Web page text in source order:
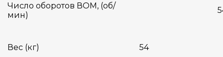
Число оборотов ВОМ, (об/
мин)
Вес (кг) 54